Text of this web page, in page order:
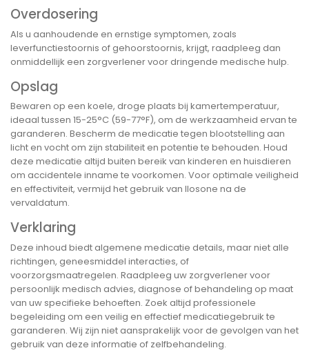
Overdosering
Als u aanhoudende en ernstige symptomen, zoals
leverfunctiestoornis of gehoorstoornis, krijgt, raadpleeg dan
onmiddellijk een zorgverlener voor dringende medische hulp.
Opslag
Bewaren op een koele, droge plaats bij kamertemperatuur,
ideaal tussen 15-25°C (59-77°F), om de werkzaamheid ervan te
garanderen. Bescherm de medicatie tegen blootstelling aan
licht en vocht om zijn stabiliteit en potentie te behouden. Houd
deze medicatie altijd buiten bereik van kinderen en huisdieren
om accidentele inname te voorkomen. Voor optimale veiligheid
en effectiviteit, vermijd het gebruik van Ilosone na de
vervaldatum.
Verklaring
Deze inhoud biedt algemene medicatie details, maar niet alle
richtingen, geneesmiddel interacties, of
voorzorgsmaatregelen. Raadpleeg uw zorgverlener voor
persoonlijk medisch advies, diagnose of behandeling op maat
van uw specifieke behoeften. Zoek altijd professionele
begeleiding om een veilig en effectief medicatiegebruik te
garanderen. Wij zijn niet aansprakelijk voor de gevolgen van het
gebruik van deze informatie of zelfbehandeling.